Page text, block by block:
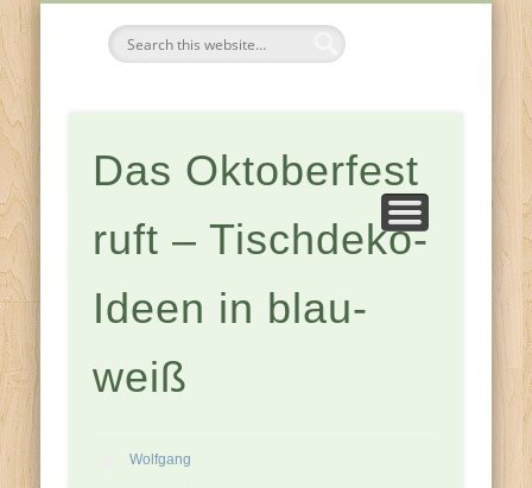
Tischdeko-
Ideen
Das Oktoberfest
ruft – Tischdeko-
Ideen in blau-
weiß
Wolfgang